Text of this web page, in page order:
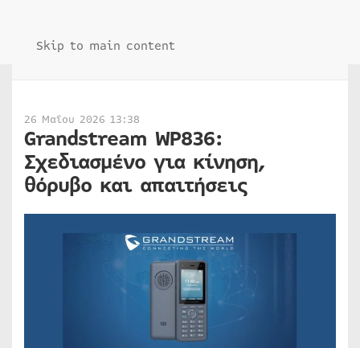
Skip to main content
26 Μαΐου 2026 13:38
Grandstream WP836:
Σχεδιασμένο για κίνηση,
θόρυβο και απαιτήσεις